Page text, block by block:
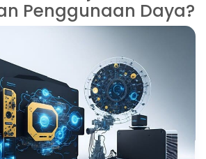
Penggunaan Daya?